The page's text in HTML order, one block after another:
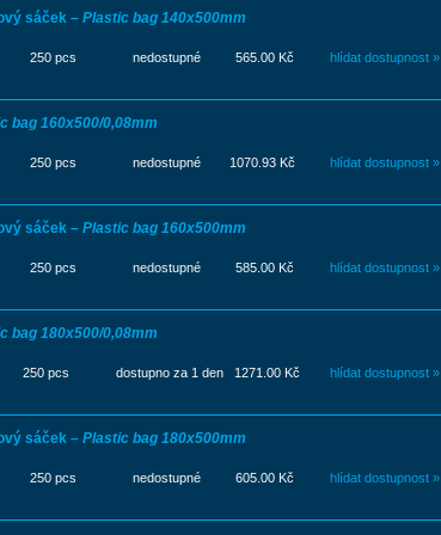
sáček – Plastic bag 140x500mm
250 pcs nedostupné 565.00 Kč hlídat dostupnost »
bag 160x500/0,08mm
250 pcs nedostupné 1070.93 Kč hlídat dostupnost »
sáček – Plastic bag 160x500mm
250 pcs nedostupné 585.00 Kč hlídat dostupnost »
bag 180x500/0,08mm
250 pcs dostupno za 1 den 1271.00 Kč hlídat dostupnost »
sáček – Plastic bag 180x500mm
250 pcs nedostupné 605.00 Kč hlídat dostupnost »